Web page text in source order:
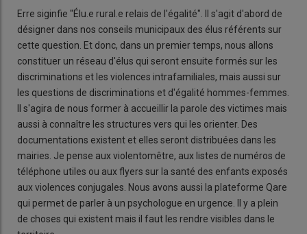
Erre siginfie "Élu.e rural.e relais de l'égalité". Il s'agit d'abord de
désigner dans nos conseils municipaux des élus référents sur
cette question. Et donc, dans un premier temps, nous allons
constituer un réseau d'élus qui seront ensuite formés sur les
discriminations et les violences intrafamiliales, mais aussi sur
les questions de discriminations et d'égalité hommes-femmes.
Il s'agira de nous former à accueillir la parole des victimes mais
aussi à connaître les structures vers qui les orienter. Des
documentations existent et elles seront distribuées dans les
mairies. Je pense aux violentomêtre, aux listes de numéros de
téléphone utiles ou aux flyers sur la santé des enfants exposés
aux violences conjugales. Nous avons aussi la plateforme Qare
qui permet de parler à un psychologue en urgence. Il y a plein
de choses qui existent mais il faut les rendre visibles dans le